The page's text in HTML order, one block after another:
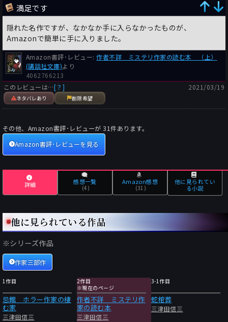
満足です
隠れた名作ですが、なかなか手に入らなかったものが、
Amazonで簡単に手に入りました。
Amazon書評･レビュー:作者不詳 ミステリ作家の読む本 （上）
(講談社文庫)より
4062766213
このレビューは…[？]
ネタバレあり 削除希望
2021/03/19
その他、Amazon書評･レビューが31件あります。
Amazon書評･レビューを見る
詳細 感想一覧
(4)
Amazon感想
(31)
他に見られてい
る小説
他に見られている作品
※シリーズ作品
作家三部作
1作目
忌館 ホラー作家の棲
む家
三津田信三
2作目
※現在のページ
作者不詳 ミステリ作
家の読む本
三津田信三
3-1作目
蛇棺葬
三津田信三